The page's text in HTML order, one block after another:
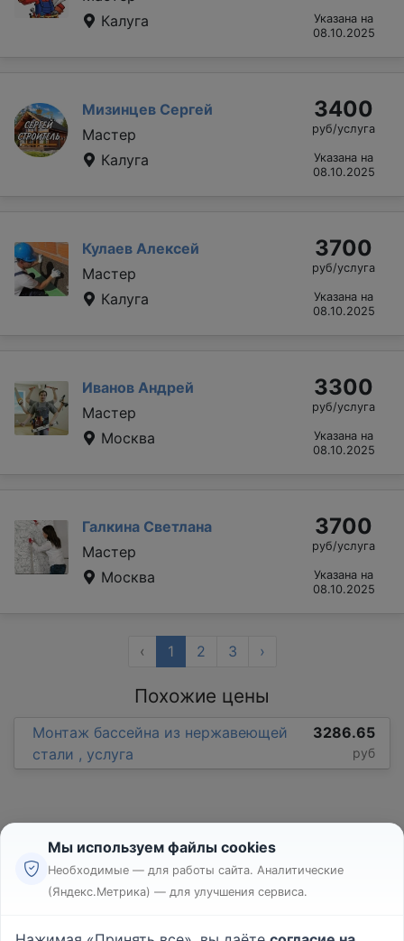
Калуга
Указана на
08.10.2025
Мизинцев Сергей
Мастер
Калуга
3400
руб/услуга
Указана на
08.10.2025
Кулаев Алексей
Мастер
Калуга
3700
руб/услуга
Указана на
08.10.2025
Иванов Андрей
Мастер
Москва
3300
руб/услуга
Указана на
08.10.2025
Галкина Светлана
Мастер
Москва
3700
руб/услуга
Указана на
08.10.2025
‹ 1 2 3 ›
Похожие цены
Монтаж бассейна из нержавеющей
стали , услуга
3286.65
руб
Реклама
Мы используем файлы cookies
Необходимые — для работы сайта. Аналитические
(Яндекс.Метрика) — для улучшения сервиса.